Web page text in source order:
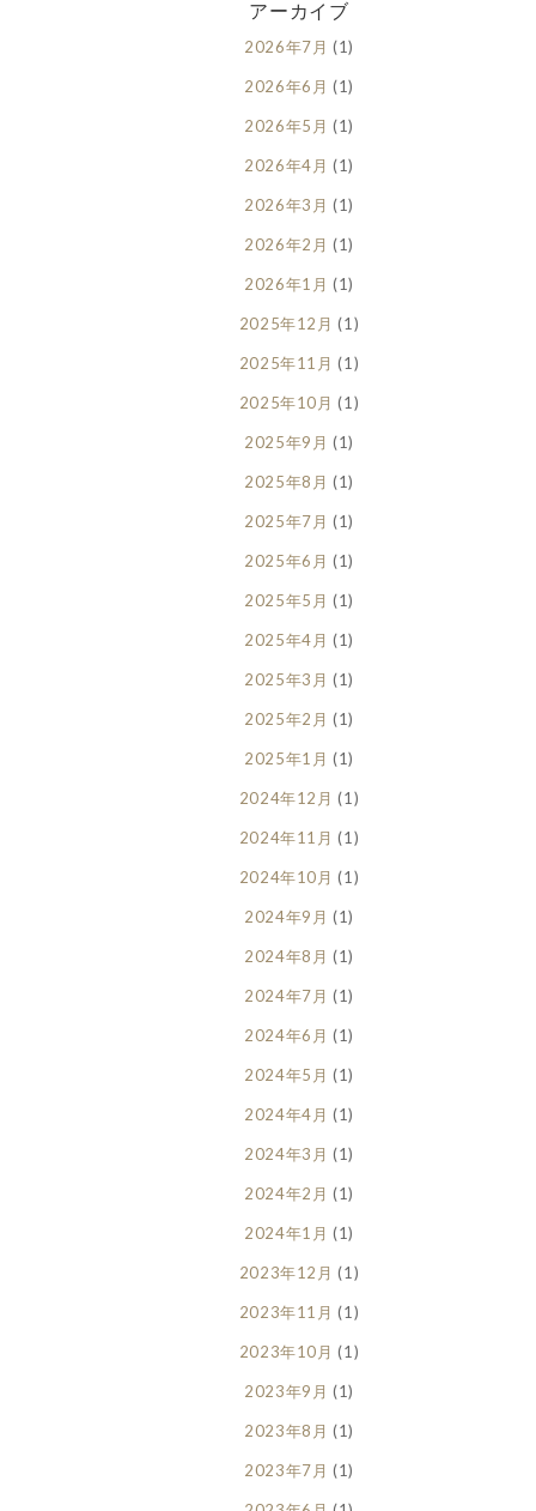
アーカイブ
2026年7月 (1)
2026年6月 (1)
2026年5月 (1)
2026年4月 (1)
2026年3月 (1)
2026年2月 (1)
2026年1月 (1)
2025年12月 (1)
2025年11月 (1)
2025年10月 (1)
2025年9月 (1)
2025年8月 (1)
2025年7月 (1)
2025年6月 (1)
2025年5月 (1)
2025年4月 (1)
2025年3月 (1)
2025年2月 (1)
2025年1月 (1)
2024年12月 (1)
2024年11月 (1)
2024年10月 (1)
2024年9月 (1)
2024年8月 (1)
2024年7月 (1)
2024年6月 (1)
2024年5月 (1)
2024年4月 (1)
2024年3月 (1)
2024年2月 (1)
2024年1月 (1)
2023年12月 (1)
2023年11月 (1)
2023年10月 (1)
2023年9月 (1)
2023年8月 (1)
2023年7月 (1)